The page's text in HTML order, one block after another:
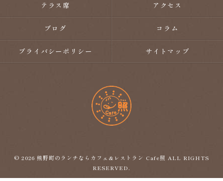
テラス席 アクセス
ブログ コラム
プライバシーポリシー サイトマップ
© 2026 熊野町のランチならカフェ&レストラン Cafe照 ALL RIGHTS
RESERVED.